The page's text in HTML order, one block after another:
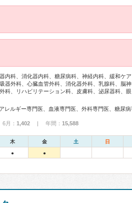
内科、消化器内科、糖尿病科、神経内科、緩和ケア
器外科、心臓血管外科、消化器外科、乳腺科、脳神
科、リハビリテーション科、皮膚科、泌尿器科、眼
： 1,402 | 年間： 15,588
木 金 土 日
● ●